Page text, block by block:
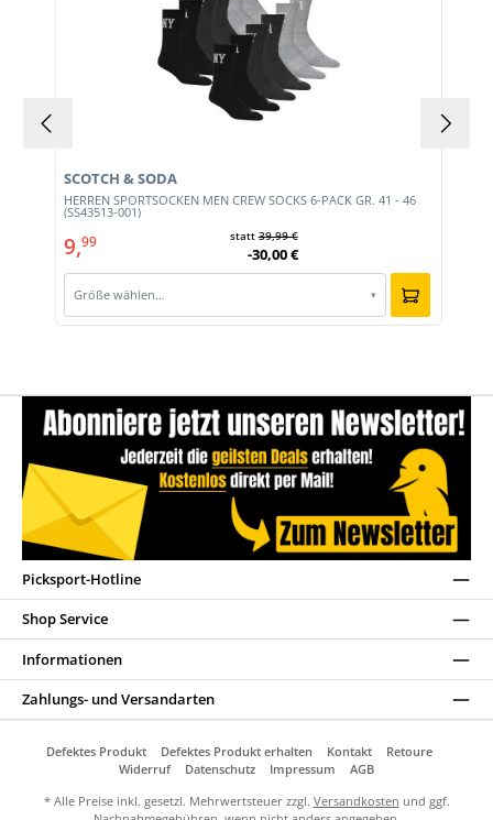
HERREN SPORTSOCKEN MEN CREW SOCKS 6-PACK GR. 41 - 46
(SS43513-001)
SCOTCH & SODA
9,99 statt39,99 €
-30,00 €
Größe wählen… ▾
Picksport-Hotline
Shop Service
Informationen
Zahlungs- und Versandarten
Defektes Produkt Defektes Produkt erhalten Kontakt
Retoure
Widerruf
Datenschutz Impressum
AGB
* Alle Preise inkl. gesetzl. Mehrwertsteuer zzgl. Versandkosten und ggf.